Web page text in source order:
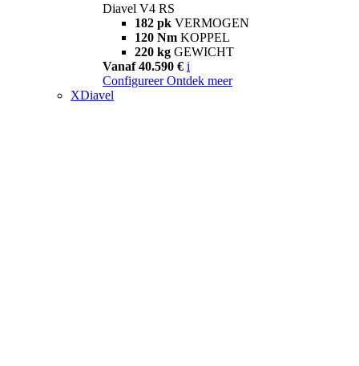
Diavel V4 RS
182 pk VERMOGEN
120 Nm KOPPEL
220 kg GEWICHT
Vanaf 40.590 € i
Configureer Ontdek meer
XDiavel